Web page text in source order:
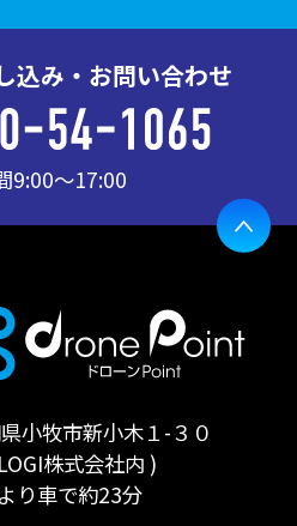
込み・お問い合わせ
9:00〜17:00
小牧市新小木１-３０
株式会社内 )
り車で約23分